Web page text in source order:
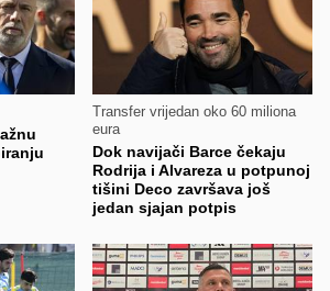
Transfer vrijedan oko 60 miliona
eura
Dok navijači Barce čekaju
Rodrija i Alvareza u potpunoj
tišini Deco završava još
jedan sjajan potpis